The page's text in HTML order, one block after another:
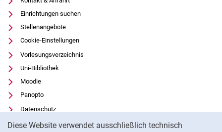
Diese Website verwendet ausschließlich technisch
Einrichtungen suchen
Stellenangebote
Cookie-Einstellungen
Vorlesungsverzeichnis
Uni-Bibliothek
Moodle
Panopto
Datenschutz
Barrierefreiheit